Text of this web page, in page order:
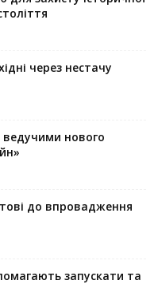
через нестачу
ведучими нового
до впровадження
запускaти та